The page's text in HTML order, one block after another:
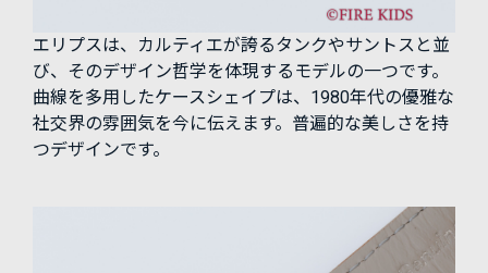
エリプスは、カルティエが誇るタンクやサントスと並
び、そのデザイン哲学を体現するモデルの一つです。
曲線を多用したケースシェイプは、1980年代の優雅な
社交界の雰囲気を今に伝えます。普遍的な美しさを持
つデザインです。